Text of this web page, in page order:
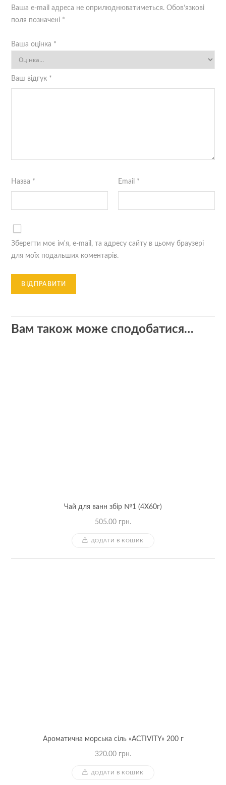
Ваша e-mail адреса не оприлюднюватиметься. Обов’язкові
поля позначені *
Ваша оцінка *
Ваш відгук *
Назва * Email *
Зберегти моє ім'я, e-mail, та адресу сайту в цьому браузері
для моїх подальших коментарів.
Вам також може сподобатися…
Чай для ванн збір №1 (4Х60г)
505.00 грн.
ДОДАТИ В КОШИК
Ароматична морська сіль «ACTIVITY» 200 г
320.00 грн.
ДОДАТИ В КОШИК